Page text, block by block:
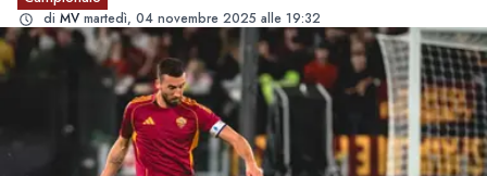
di MV martedì, 04 novembre 2025 alle 19:32